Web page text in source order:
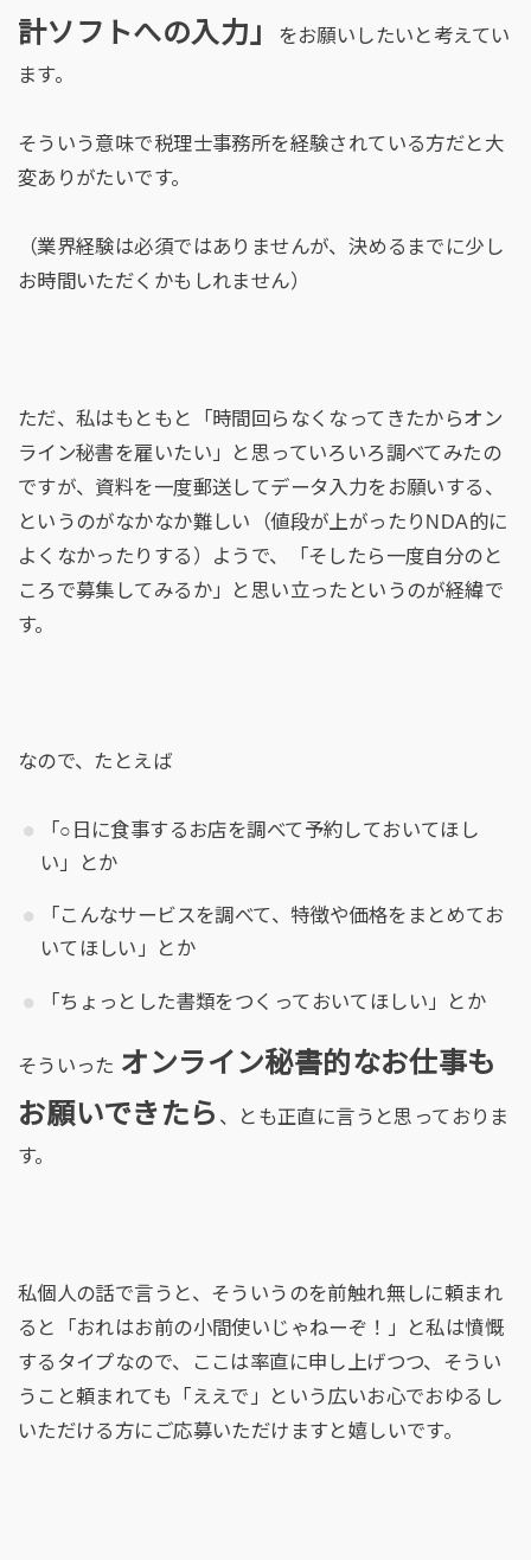
計ソフトへの入力」
をお願いしたいと考えてい
ます。
そういう意味で税理士事務所を経験されている方だと大
変ありがたいです。
（業界経験は必須ではありませんが、決めるまでに少し
お時間いただくかもしれません）
ただ、私はもともと「時間回らなくなってきたからオン
ライン秘書を雇いたい」と思っていろいろ調べてみたの
ですが、資料を一度郵送してデータ入力をお願いする、
というのがなかなか難しい（値段が上がったりNDA的に
よくなかったりする）ようで、「そしたら一度自分のと
ころで募集してみるか」と思い立ったというのが経緯で
す。
なので、たとえば
「○日に食事するお店を調べて予約しておいてほし
い」とか
「こんなサービスを調べて、特徴や価格をまとめてお
いてほしい」とか
「ちょっとした書類をつくっておいてほしい」とか
そういった オンライン秘書的なお仕事も
お願いできたら 、とも正直に言うと思っておりま
す。
私個人の話で言うと、そういうのを前触れ無しに頼まれ
ると「おれはお前の小間使いじゃねーぞ！」と私は憤慨
するタイプなので、ここは率直に申し上げつつ、そうい
うこと頼まれても「ええで」という広いお心でおゆるし
いただける方にご応募いただけますと嬉しいです。